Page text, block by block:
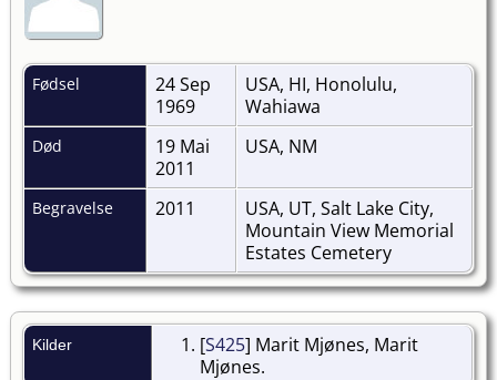
Fødsel
24 Sep
1969
USA, HI, Honolulu,
Wahiawa
Død
19 Mai
2011
USA, NM
Begravelse 2011
USA, UT, Salt Lake City,
Mountain View Memorial
Estates Cemetery
Kilder [S425] Marit Mjønes, Marit
Mjønes.